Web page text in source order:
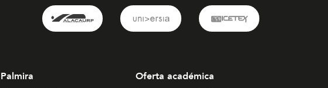
Palmira
Oferta académica